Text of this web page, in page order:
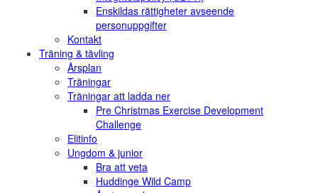
Enskildas rättigheter avseende
personuppgifter
Kontakt
Träning & tävling
Årsplan
Träningar
Träningar att ladda ner
Pre Christmas Exercise Development
Challenge
Elitinfo
Ungdom & junior
Bra att veta
Huddinge Wild Camp